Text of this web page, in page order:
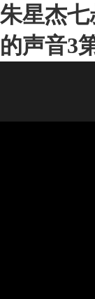
朱星杰
的声音3